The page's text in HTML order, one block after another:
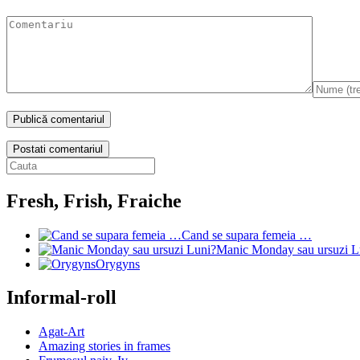
Postati comentariul
Fresh, Frish, Fraiche
Cand se supara femeia …
Manic Monday sau ursuzi
Orygyns
Informal-roll
Agat-Art
Amazing stories in frames